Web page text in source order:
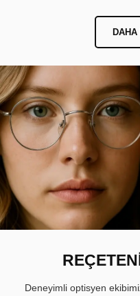
Deneyimli optisyen